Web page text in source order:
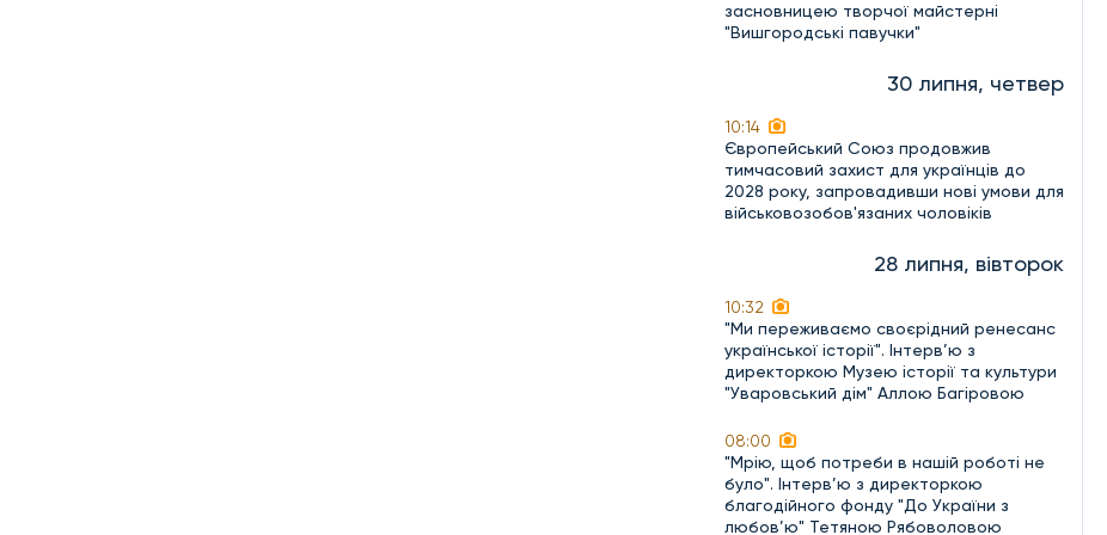
засновницею творчої майстерні
"Вишгородські павучки"
30 липня, четвер
10:14
Європейський Союз продовжив
тимчасовий захист для українців до
2028 року, запровадивши нові умови для
військовозобов'язаних чоловіків
28 липня, вівторок
10:32
"Ми переживаємо своєрідний ренесанс
української історії". Інтерв’ю з
директоркою Музею історії та культури
"Уваровський дім" Аллою Багіровою
08:00
"Мрію, щоб потреби в нашій роботі не
було". Інтерв’ю з директоркою
благодійного фонду "До України з
любов’ю" Тетяною Рябоволовою